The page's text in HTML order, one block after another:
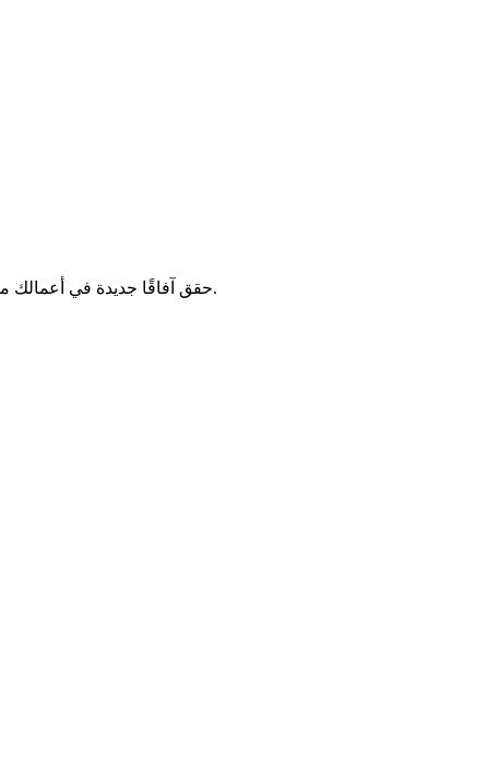
حقق آفاقًا جديدة في أعمالك من خلال دمج برنامج إدارة المخزون لدينا مع أنظمة الوكالات الحالية. نسّق سير العمل وتأكد من اتساق قوائمك على جميع المنصات الإلكترونية.